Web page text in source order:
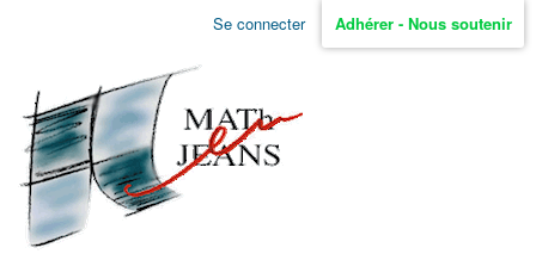
Aller
non
identifié
Se connecter Adhérer - Nous soutenir